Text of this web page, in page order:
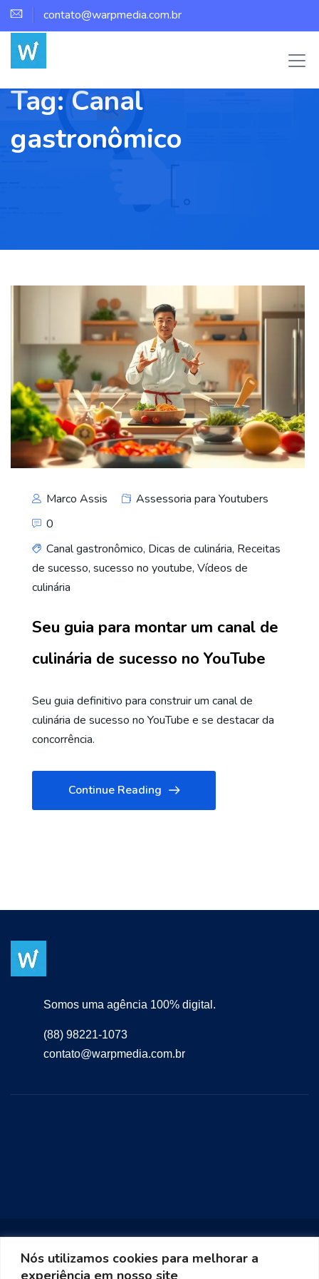
Nós utilizamos cookies para melhorar a
experiência em nosso site
contato@warpmedia.com.br
Tag:Canal
gastronômico
Marco Assis
Assessoria para Youtubers
0
Canal gastronômico, Dicas de culinária, Receitas
de sucesso, sucesso no youtube, Vídeos de
culinária
Seu guia para montar um canal de
culinária de sucesso no YouTube
Seu guia definitivo para construir um canal de
culinária de sucesso no YouTube e se destacar da
concorrência.
Continue Reading
Somos uma agência 100% digital.
(88) 98221-1073
contato@warpmedia.com.br